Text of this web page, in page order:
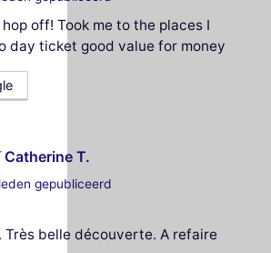
off! Took me to the places I
day ticket good value for money
Catherine T.
gepubliceerd
Très belle découverte. A refaire